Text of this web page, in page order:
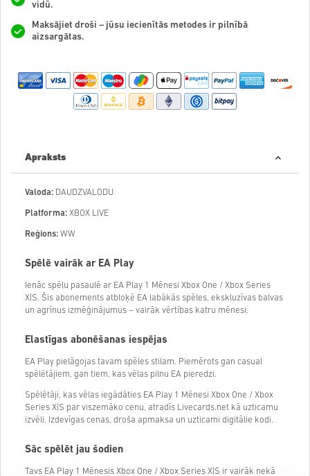
vidū.
Maksājiet droši – jūsu iecienītās metodes ir pilnībā
aizsargātas.
Apraksts
Valoda: DAUDZVALODU
Platforma: XBOX LIVE
Reģions: WW
Spēlē vairāk ar EA Play
Ienāc spēļu pasaulē ar EA Play 1 Mēnesi Xbox One / Xbox Series
X|S. Šis abonements atbloķē EA labākās spēles, ekskluzīvas balvas
un agrīnus izmēģinājumus – vairāk vērtības katru mēnesi.
Elastīgas abonēšanas iespējas
EA Play pielāgojas tavam spēles stilam. Piemērots gan casual
spēlētājiem, gan tiem, kas vēlas pilnu EA pieredzi.
Spēlētāji, kas vēlas iegādāties EA Play 1 Mēnesi Xbox One / Xbox
Series X|S par viszemāko cenu, atradīs Livecards.net kā uzticamu
izvēli. Izdevīgas cenas, droša apmaksa un uzticami digitālie kodi.
Sāc spēlēt jau šodien
Tavs EA Play 1 Mēnesis Xbox One / Xbox Series X|S ir vairāk nekā